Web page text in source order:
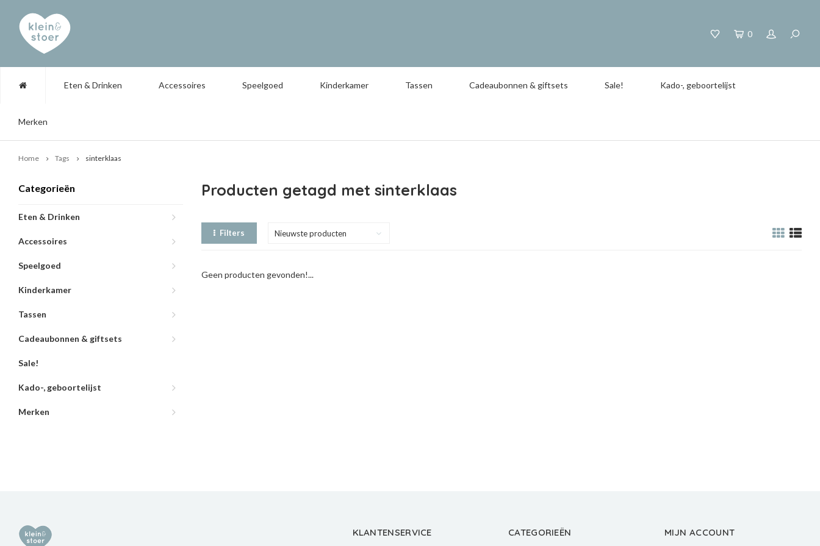
0
Eten & Drinken Accessoires Speelgoed Kinderkamer Tassen Cadeaubonnen & giftsets Sale! Kado-, geboortelijst
Merken
Home Tags sinterklaas
Categorieën
Eten & Drinken
Accessoires
Speelgoed
Kinderkamer
Tassen
Cadeaubonnen & giftsets
Sale!
Kado-, geboortelijst
Merken
Producten getagd met sinterklaas
Filters Nieuwste producten
Geen producten gevonden!...
KLANTENSERVICE CATEGORIEËN MIJN ACCOUNT